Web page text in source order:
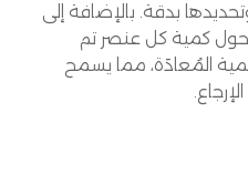
بدقة. بالإضافة إلى
حول كمية كل عنصر تم
المُعادَة، مما يسمح